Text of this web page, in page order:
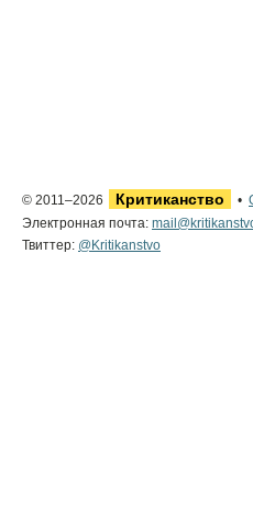
© 2011–2026 Критиканство •
Электронная почта:
Твиттер: @Kritikanstvo